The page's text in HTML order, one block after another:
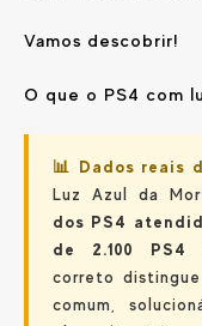
Vamos descobrir!
O que o PS4 com
📊 Dados reais
Luz Azul da
dos PS4
de 2.100 PS4
correto
comum,